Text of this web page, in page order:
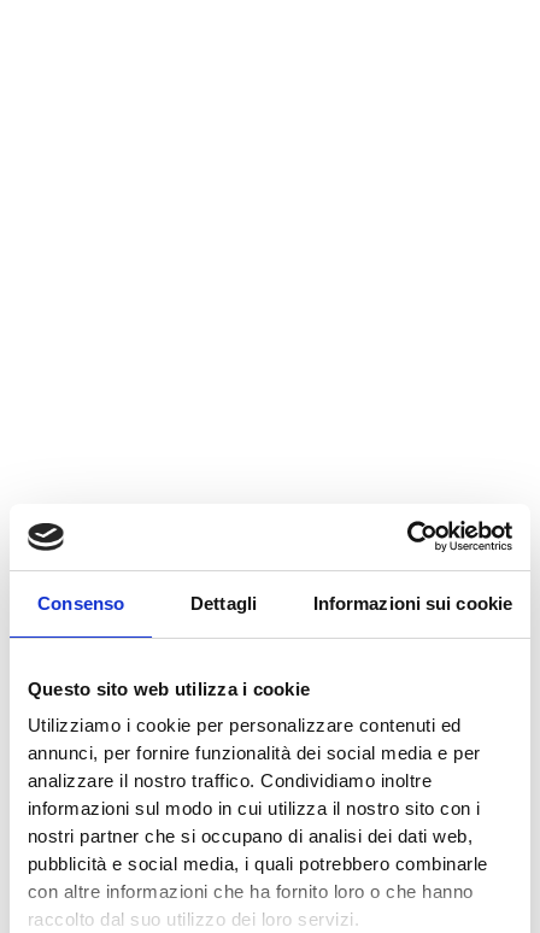
Consenso Dettagli Informazioni sui cookie
Questo sito web utilizza i cookie
Utilizziamo i cookie per personalizzare contenuti ed
annunci, per fornire funzionalità dei social media e per
analizzare il nostro traffico. Condividiamo inoltre
informazioni sul modo in cui utilizza il nostro sito con i
nostri partner che si occupano di analisi dei dati web,
pubblicità e social media, i quali potrebbero combinarle
con altre informazioni che ha fornito loro o che hanno
raccolto dal suo utilizzo dei loro servizi.